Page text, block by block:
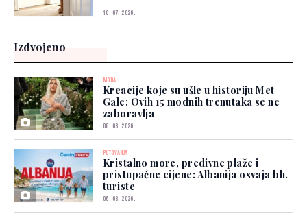
10. 07. 2026.
Izdvojeno
MODA
Kreacije koje su ušle u historiju Met
Gale: Ovih 15 modnih trenutaka se ne
zaboravlja
06. 08. 2026.
PUTOVANJA
Kristalno more, predivne plaže i
pristupačne cijene: Albanija osvaja bh.
turiste
06. 08. 2026.